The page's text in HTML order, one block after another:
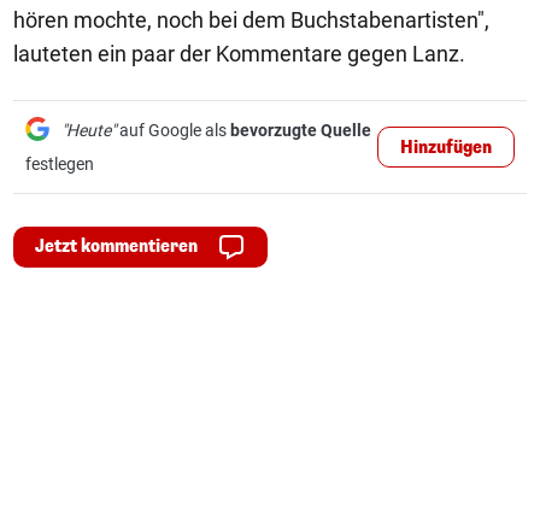
hören mochte, noch bei dem Buchstabenartisten",
lauteten ein paar der Kommentare gegen Lanz.
"Heute"auf Google als bevorzugte Quelle
festlegen
Hinzufügen
Jetzt kommentieren